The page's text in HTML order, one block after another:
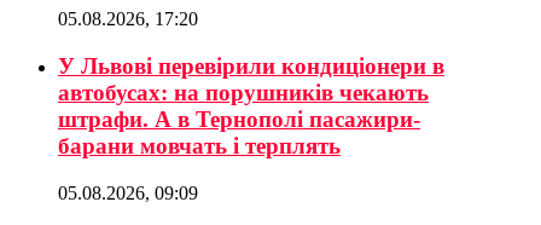
05.08.2026, 17:20
У Львові перевірили кондиціонери в
автобусах: на порушників чекають
штрафи. А в Тернополі пасажири-
барани мовчать і терплять
05.08.2026, 09:09